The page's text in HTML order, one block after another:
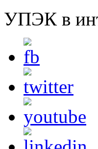
УПЭК в